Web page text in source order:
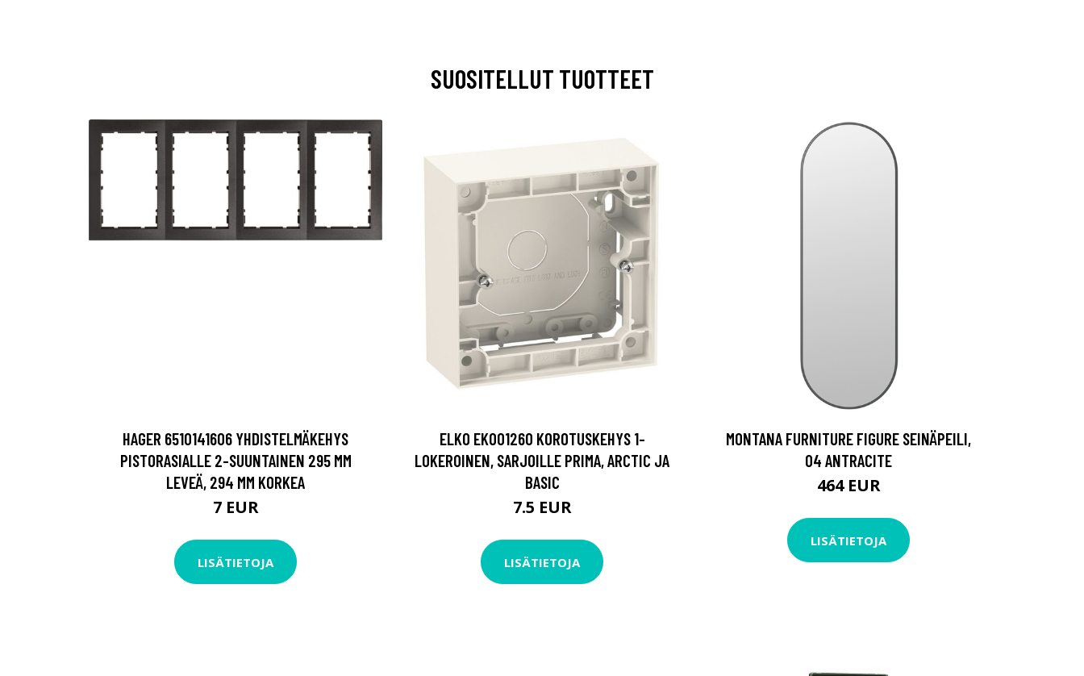
SUOSITELLUT TUOTTEET
HAGER 6510141606 YHDISTELMÄKEHYS
PISTORASIALLE 2-SUUNTAINEN 295 MM
LEVEÄ, 294 MM KORKEA
7 EUR
LISÄTIETOJA
ELKO EKO01260 KOROTUSKEHYS 1-
LOKEROINEN, SARJOILLE PRIMA, ARCTIC JA
BASIC
7.5 EUR
LISÄTIETOJA
MONTANA FURNITURE FIGURE SEINÄPEILI,
04 ANTRACITE
464 EUR
LISÄTIETOJA